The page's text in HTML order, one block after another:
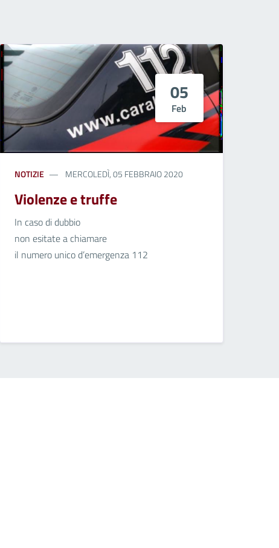
05
Feb
NOTIZIE MERCOLEDÌ, 05 FEBBRAIO 2020
Violenze e truffe
In caso di dubbio
non esitate a chiamare
il numero unico d’emergenza 112